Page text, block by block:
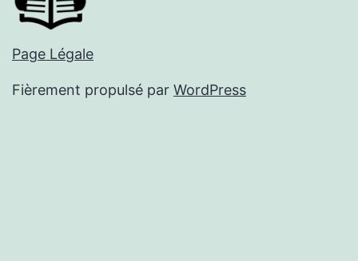
Page Légale
Fièrement propulsé par WordPress